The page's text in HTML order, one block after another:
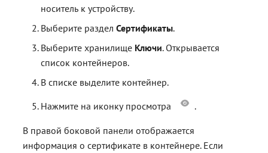
носитель к устройству.
Выберите разделСертификаты.
Выберите хранилище Ключи. Открывается
список контейнеров.
В списке выделите контейнер.
Нажмите на иконку просмотра
.
В правой боковой панели отображается
информация о сертификате в контейнере. Если